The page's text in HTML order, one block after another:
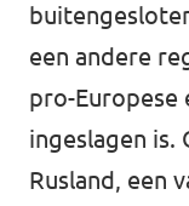
een andere
pro-Europese
ingeslagen is.
Rusland, een